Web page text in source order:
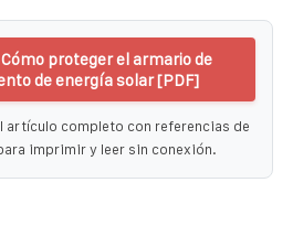
proteger el armario de
de energía solar [PDF]
artículo completo con referencias de
imprimir y leer sin conexión.